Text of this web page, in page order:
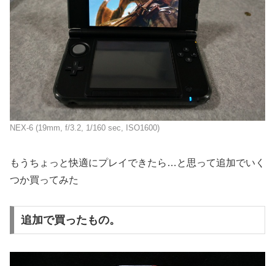
NEX-6 (19mm, f/3.2, 1/160 sec, ISO1600)
もうちょっと快適にプレイできたら…と思って追加でいく
つか買ってみた
追加で買ったもの。